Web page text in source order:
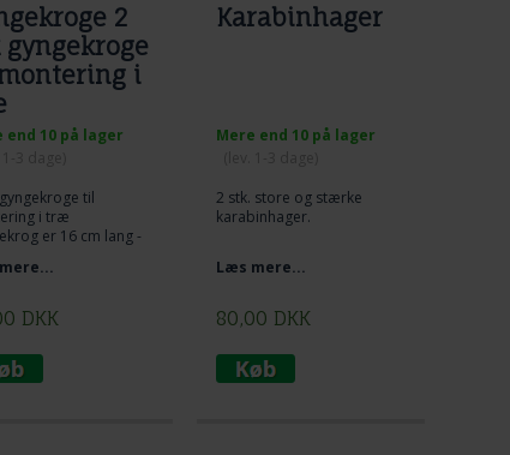
2
gyngekroge
i
end 10 på lager
til
i træ
er 16 cm lang -
6 cm
DKK
Karabinhager
Mere end 10 på lager
2 stk. store og stærke
karabinhager.
Læs mere...
80,00 DKK